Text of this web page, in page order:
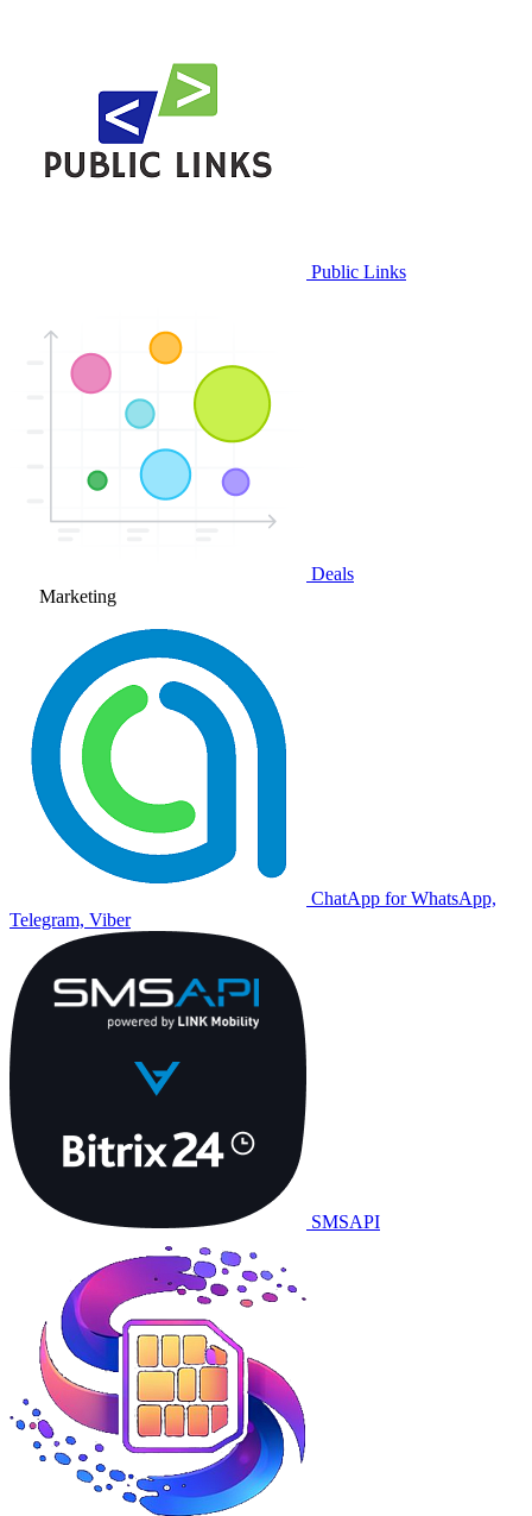
Public Links
Deals
Marketing
ChatApp for WhatsApp,
Telegram, Viber
SMSAPI